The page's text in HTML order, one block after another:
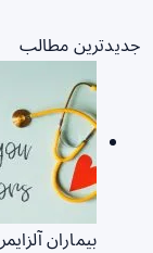
جدیدترین مطالب
بیماران